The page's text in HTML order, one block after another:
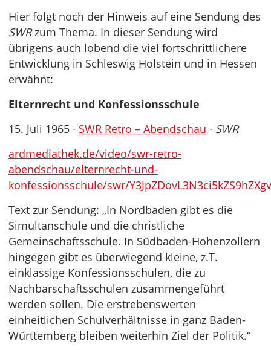
Hier folgt noch der Hinweis auf eine Sendung des
SWRzum Thema. In dieser Sendung wird
übrigens auch lobend die viel fortschrittlichere
Entwicklung in Schleswig Holstein und in Hessen
erwähnt:
Elternrecht und Konfessionsschule
15. Juli 1965 ∙ SWR Retro – Abendschau ∙ SWR
ardmediathek.de/video/swr-retro-
abendschau/elternrecht-und-
konfessionsschule/swr/
Text zur Sendung: „In Nordbaden gibt es die
Simultanschule und die christliche
Gemeinschaftsschule. In Südbaden-Hohenzollern
hingegen gibt es überwiegend kleine, z.T.
einklassige Konfessionsschulen, die zu
Nachbarschaftsschulen zusammengeführt
werden sollen. Die erstrebenswerten
einheitlichen Schulverhältnisse in ganz Baden-
Württemberg bleiben weiterhin Ziel der Politik.“